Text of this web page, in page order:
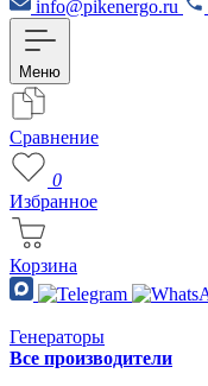
info@pikenergo.ru
Меню
Сравнение
0
Избранное
Корзина
Генераторы
Все производители